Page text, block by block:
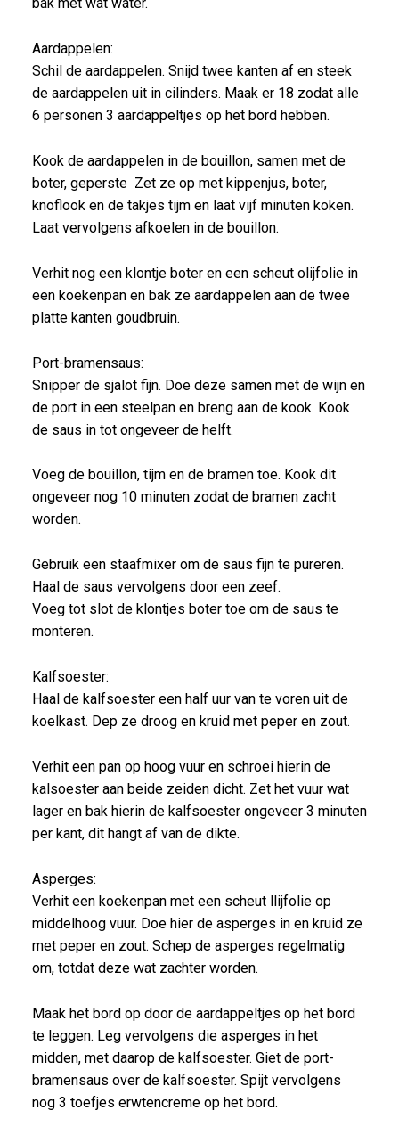
bak met wat water.
Aardappelen:
Schil de aardappelen. Snijd twee kanten af en steek
de aardappelen uit in cilinders. Maak er 18 zodat alle
6 personen 3 aardappeltjes op het bord hebben.
Kook de aardappelen in de bouillon, samen met de
boter, geperste Zet ze op met kippenjus, boter,
knoflook en de takjes tijm en laat vijf minuten koken.
Laat vervolgens afkoelen in de bouillon.
Verhit nog een klontje boter en een scheut olijfolie in
een koekenpan en bak ze aardappelen aan de twee
platte kanten goudbruin.
Port-bramensaus:
Snipper de sjalot fijn. Doe deze samen met de wijn en
de port in een steelpan en breng aan de kook. Kook
de saus in tot ongeveer de helft.
Voeg de bouillon, tijm en de bramen toe. Kook dit
ongeveer nog 10 minuten zodat de bramen zacht
worden.
Gebruik een staafmixer om de saus fijn te pureren.
Haal de saus vervolgens door een zeef.
Voeg tot slot de klontjes boter toe om de saus te
monteren.
Kalfsoester:
Haal de kalfsoester een half uur van te voren uit de
koelkast. Dep ze droog en kruid met peper en zout.
Verhit een pan op hoog vuur en schroei hierin de
kalsoester aan beide zeiden dicht. Zet het vuur wat
lager en bak hierin de kalfsoester ongeveer 3 minuten
per kant, dit hangt af van de dikte.
Asperges:
Verhit een koekenpan met een scheut llijfolie op
middelhoog vuur. Doe hier de asperges in en kruid ze
met peper en zout. Schep de asperges regelmatig
om, totdat deze wat zachter worden.
Maak het bord op door de aardappeltjes op het bord
te leggen. Leg vervolgens die asperges in het
midden, met daarop de kalfsoester. Giet de port-
bramensaus over de kalfsoester. Spijt vervolgens
nog 3 toefjes erwtencreme op het bord.